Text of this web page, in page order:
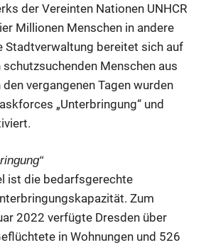
Anzeige
Anzeige
der Vereinten Nationen UNHCR
Millionen Menschen in andere
Stadtverwaltung bereitet sich auf
Menschen aus
vergangenen Tagen wurden
„Unterbringung“ und
ist die bedarfsgerechte
Zum
2022 verfügte Dresden über
in Wohnungen und 526